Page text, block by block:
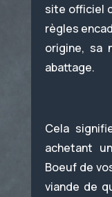
site officiel
règles
origine, sa
abattage.
Cela
achetant
Boeuf de
viande de